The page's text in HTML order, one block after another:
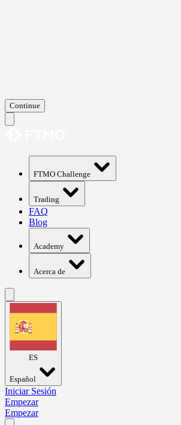
Continue
FTMO Challenge
Trading
FAQ
Blog
Academy
Acerca de
ES
Español
Iniciar Sesión
Empezar
Empezar